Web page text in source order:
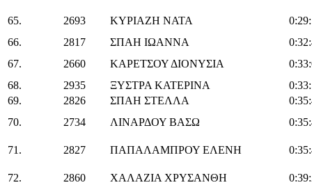
65. 2693 ΚΥΡΙΑΖΗ ΝΑΤΑ
66.
2817 ΣΠΑΗ ΙΩΑΝΝΑ
67.
2660 ΚΑΡΕΤΣΟΥ ΔΙΟΝΥΣΙΑ
68.
2935 ΞΥΣΤΡΑ ΚΑΤΕΡΙΝΑ
69.
2826 ΣΠΑΗ ΣΤΕΛΛΑ
70.
2734 ΛΙΝΑΡΔΟΥ ΒΑΣΩ
71. 2827 ΠΑΠΑΛΑΜΠΡΟΥ ΕΛΕΝΗ
72. 2860 ΧΑΛΑΖΙΑ ΧΡΥΣΑΝΘΗ